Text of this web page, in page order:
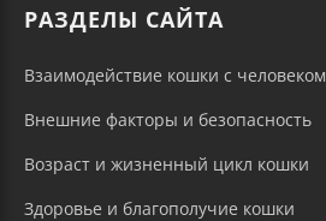
РАЗДЕЛЫ САЙТА
Взаимодействие кошки с человеком
Внешние факторы и безопасность
Возраст и жизненный цикл кошки
Здоровье и благополучие кошки